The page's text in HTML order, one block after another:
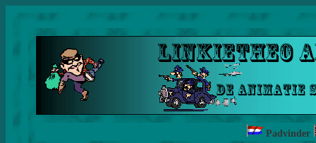
Padvinder